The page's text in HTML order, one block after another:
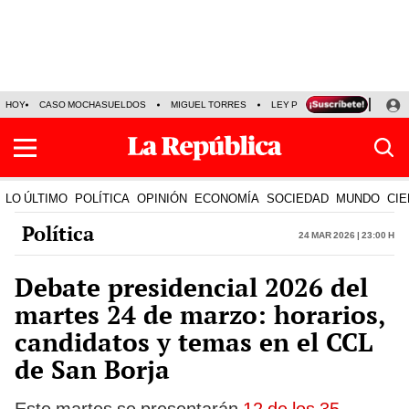
HOY CASO MOCHASUELDOS MIGUEL TORRES LEY PULPÍN PRECIO DEL
LO ÚLTIMO POLÍTICA OPINIÓN ECONOMÍA SOCIEDAD MUNDO
Política 24 Mar 2026 | 23:00 h
Debate presidencial 2026 del
martes 24 de marzo: horarios,
candidatos y temas en el CCL
de San Borja